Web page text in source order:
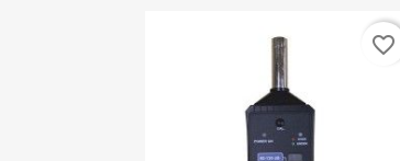
favorite_border